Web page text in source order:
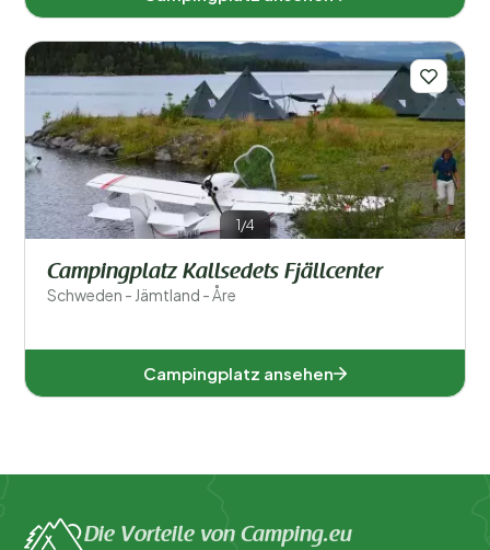
1/4
Campingplatz Kallsedets Fjällcenter
Schweden - Jämtland - Åre
Campingplatz ansehen
Die Vorteile von Camping.eu